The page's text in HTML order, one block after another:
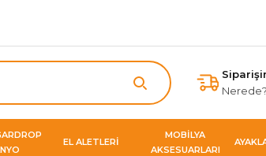
Nerede?
EL ALETLERİ
MOBİLYA
AKSESUARLARI